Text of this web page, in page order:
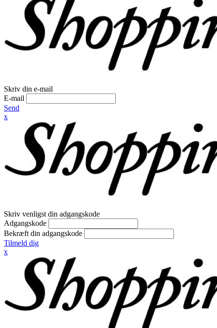
Skriv din e-mail
E-mail
Send
x
Skriv venligst din adgangskode
Adgangskode
Bekræft din adgangskode
Tilmeld dig
x